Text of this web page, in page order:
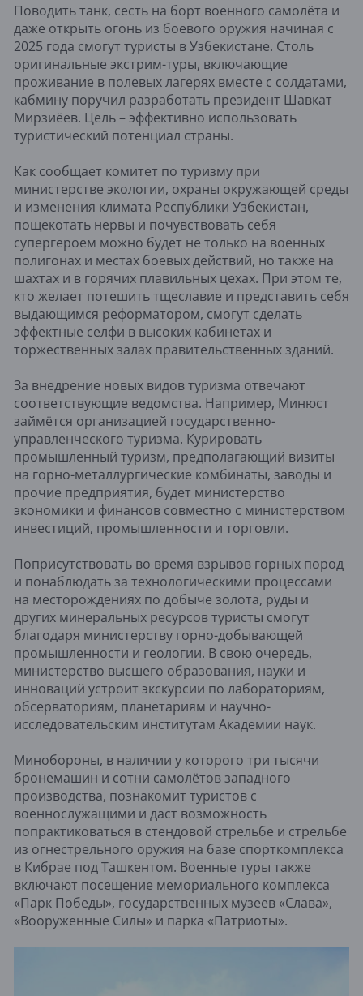
Поводить танк, сесть на борт военного самолёта и
даже открыть огонь из боевого оружия начиная с
2025 года смогут туристы в Узбекистане. Столь
оригинальные экстрим-туры, включающие
проживание в полевых лагерях вместе с солдатами,
кабмину поручил разработать президент Шавкат
Мирзиёев. Цель – эффективно использовать
туристический потенциал страны.
Как сообщает комитет по туризму при
министерстве экологии, охраны окружающей среды
и изменения климата Республики Узбекистан,
пощекотать нервы и почувствовать себя
супергероем можно будет не только на военных
полигонах и местах боевых действий, но также на
шахтах и в горячих плавильных цехах. При этом те,
кто желает потешить тщеславие и представить себя
выдающимся реформатором, смогут сделать
эффектные селфи в высоких кабинетах и
торжественных залах правительственных зданий.
За внедрение новых видов туризма отвечают
соответствующие ведомства. Например, Минюст
займётся организацией государственно-
управленческого туризма. Курировать
промышленный туризм, предполагающий визиты
на горно-металлургические комбинаты, заводы и
прочие предприятия, будет министерство
экономики и финансов совместно с министерством
инвестиций, промышленности и торговли.
Поприсутствовать во время взрывов горных пород
и понаблюдать за технологическими процессами
на месторождениях по добыче золота, руды и
других минеральных ресурсов туристы смогут
благодаря министерству горно-добывающей
промышленности и геологии. В свою очередь,
министерство высшего образования, науки и
инноваций устроит экскурсии по лабораториям,
обсерваториям, планетариям и научно-
исследовательским институтам Академии наук.
Минобороны, в наличии у которого три тысячи
бронемашин и сотни самолётов западного
производства, познакомит туристов с
военнослужащими и даст возможность
попрактиковаться в стендовой стрельбе и стрельбе
из огнестрельного оружия на базе спорткомплекса
в Кибрае под Ташкентом. Военные туры также
включают посещение мемориального комплекса
«Парк Победы», государственных музеев «Слава»,
«Вооруженные Силы» и парка «Патриоты».